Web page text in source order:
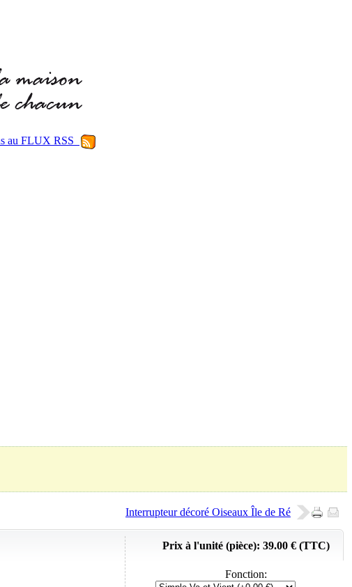
au FLUX RSS
Interrupteur décoré Oiseaux Île de Ré
Prix à l'unité (pièce): 39.00 € (TTC)
Fonction: